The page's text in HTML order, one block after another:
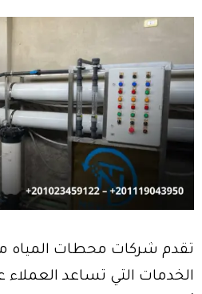
تقدم شركات محطات
الخدمات التي تساعد